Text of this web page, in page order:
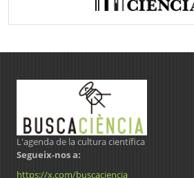
L'agenda de la cultura científica
Segueix-nos a:
https://x.com/buscaciencia